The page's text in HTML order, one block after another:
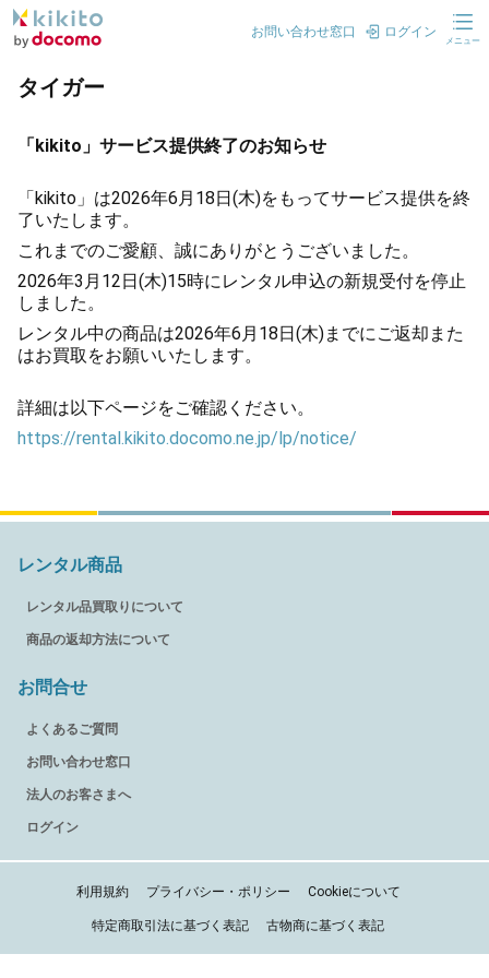
お問い合わせ窓口 ログイン
メニュー
タイガー
「kikito」サービス提供終了のお知らせ
「kikito」は2026年6月18日(木)をもってサービス提供を終
了いたします。
これまでのご愛顧、誠にありがとうございました。
2026年3月12日(木)15時にレンタル申込の新規受付を停止
しました。
レンタル中の商品は2026年6月18日(木)までにご返却また
はお買取をお願いいたします。
詳細は以下ページをご確認ください。
https://rental.kikito.docomo.ne.jp/lp/notice/
レンタル商品
レンタル品買取りについて
商品の返却方法について
お問合せ
よくあるご質問
お問い合わせ窓口
法人のお客さまへ
ログイン
利用規約 プライバシー・ポリシー Cookieについて
特定商取引法に基づく表記 古物商に基づく表記